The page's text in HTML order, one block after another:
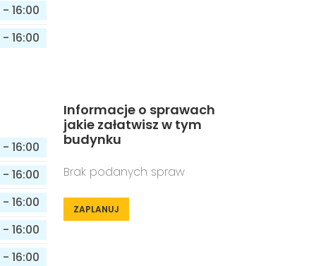
- 16:00
- 16:00
- 16:00
- 16:00
- 16:00
- 16:00
- 16:00
Informacje o sprawach
jakie załatwisz w tym
budynku
Brak podanych spraw
ZAPLANUJ